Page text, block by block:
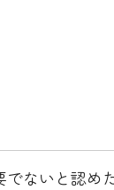
ないと認め